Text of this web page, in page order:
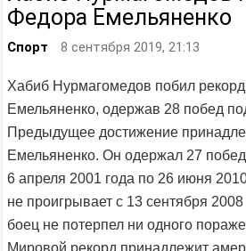
Федора Емельяненко
Спорт 8 сентября 2019, 21:13
Хабиб Нурмагомедов побил
Емельяненко, одержав 28 побед
Предыдущее достижение
Емельяненко. Он одержал 27
6 апреля 2001 года по 26 июня
не проигрывает с 13 сентября 2008
боец не потерпел ни одного